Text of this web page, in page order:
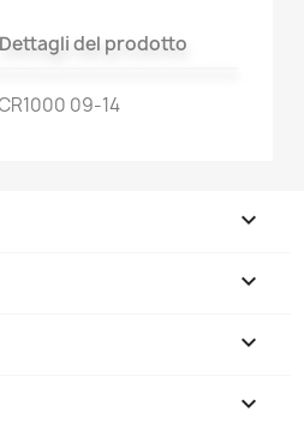
Dettagli del prodotto
09-14



